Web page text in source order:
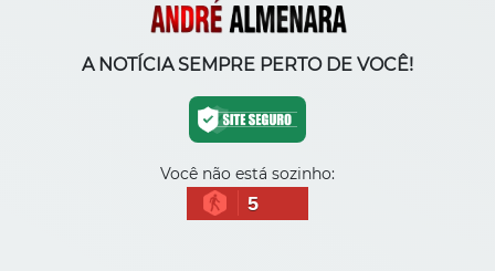
A NOTÍCIA SEMPRE PERTO DE VOCÊ!
Você não está sozinho:
5